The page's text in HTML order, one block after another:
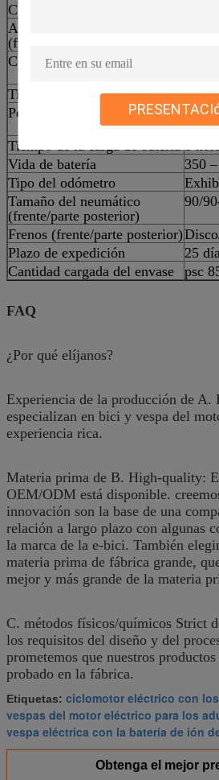
Cargamento máximo
Amortiguador de choque
(frente/parte posterior)
Capacidad de la batería
Tipo de la batería
De
Peso de la batería
36kg
Tiempo de la carga de batería
Vida de batería
350
Tipo del odómetro
Tamaño del neumático
(frente/parte posterior)
90/
Frenos (frente/parte posterior)
Plazo de expedición
25
Cantidad cargada del envase
psc
FAQ
¿Por qué elíjanos?
Experiencia de la producción de A.
especializan en bici y vespa del
experiencia rica.
Materia prima de B. High-quality:
OEM/ODM está disponible.
innovación son la base de una
relación a largo plazo con algunas
la marca de la e-bici. También
materia prima de fábrica grande,
mejor y más grande de la materia
C. métodos físicos/químicos Strict
los requisitos del diseño y del
prometemos que nuestros
probado en la fábrica.
Etiquetas: ciclomotor eléctrico con
vespas del motor eléctrico para los
vespa eléctrica con la batería de ión
Obtenga el mejor